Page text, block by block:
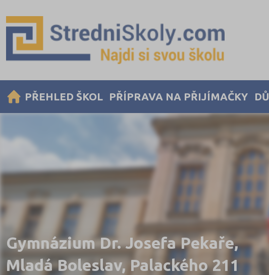
PŘEHLED ŠKOL PŘÍPRAVA NA PŘIJÍMAČKY
Gymnázium Dr. Josefa Pekaře,
Mladá Boleslav, Palackého 211